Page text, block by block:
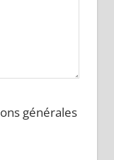
générales